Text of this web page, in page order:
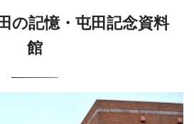
の記憶・屯田記念資料
館